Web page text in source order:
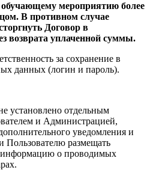
обучающему мероприятию более
В противном случае
Договор в
возврата уплаченной суммы.
за сохранение в
данных (логин и пароль).
установлено отдельным
и Администрацией,
уведомления и
Пользователю размещать
информацию о проводимых